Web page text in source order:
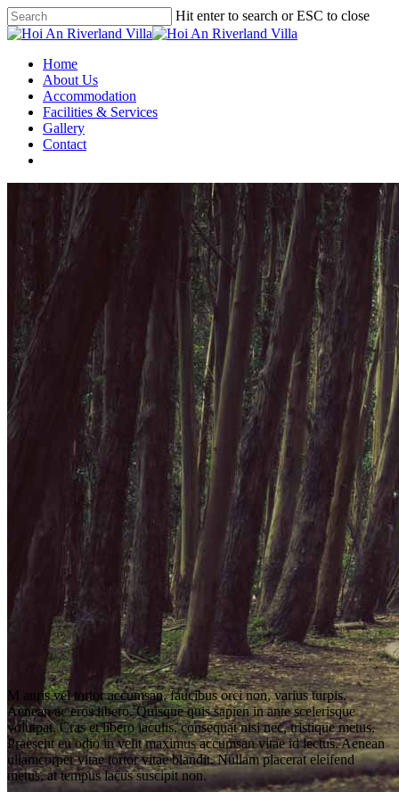
Hit enter to search or ESC to close
Home
About Us
Accommodation
Facilities & Services
Gallery
Contact
M auris vel tortor accumsan, faucibus orci non, varius turpis.
Aenean ac eros libero. Quisque quis sapien in ante scelerisque
volutpat. Cras et libero iaculis, consequat nisi nec, tristique metus.
Praesent eu odio in velit maximus accumsan vitae id lectus. Aenean
ullamcorper vitae tortor vitae blandit. Nullam placerat eleifend
metus, at tempus lacus suscipit non.